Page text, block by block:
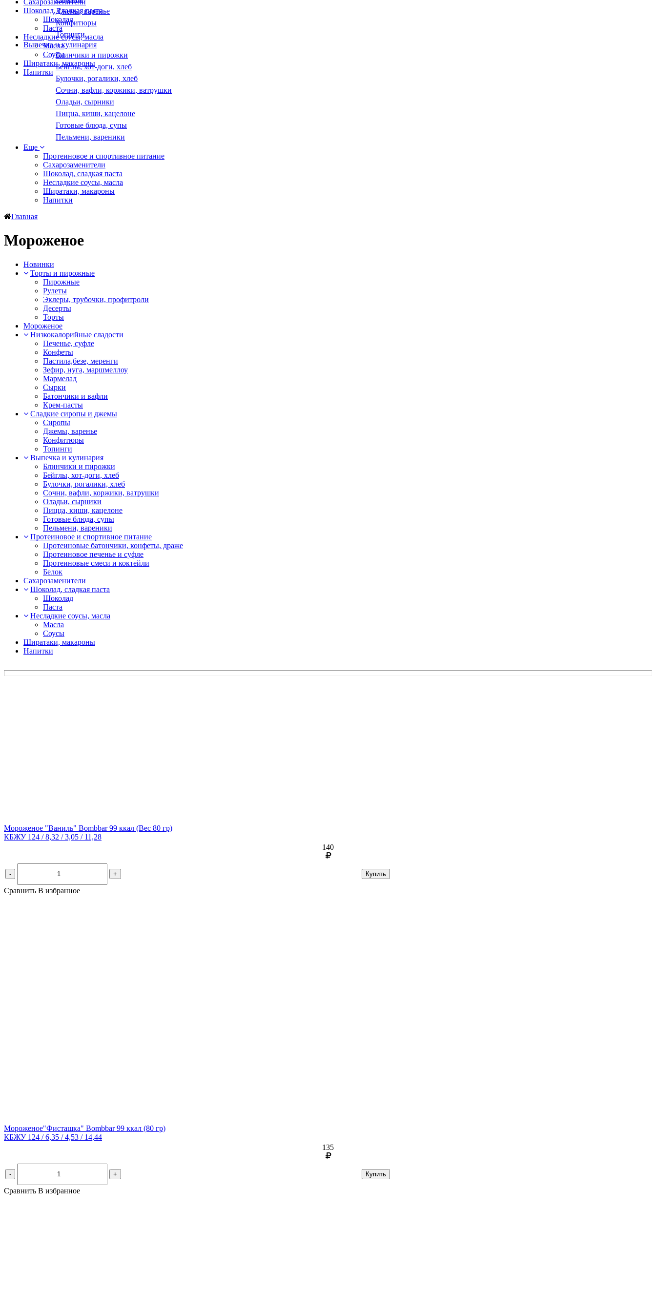
Сахарозаменители
Шоколад, сладкая паста
Шоколад
Паста
Несладкие соусы, масла
Масла
Соусы
Ширатаки, макароны
Напитки
Джемы, варенье
Конфитюры
Топинги
Выпечка и кулинария
Блинчики и пирожки
Бейглы, хот-доги, хлеб
Булочки, рогалики, хлеб
Сочни, вафли, коржики, ватрушки
Оладьи, сырники
Пицца, киши, кацелоне
Готовые блюда, супы
Пельмени, вареники
Еще
Протеиновое и спортивное питание
Сахарозаменители
Шоколад, сладкая паста
Несладкие соусы, масла
Ширатаки, макароны
Напитки
Главная
Мороженое
Новинки
Торты и пирожные
Пирожные
Рулеты
Эклеры, трубочки, профитроли
Десерты
Торты
Мороженое
Низкокалорийные сладости
Печенье, суфле
Конфеты
Пастила,безе, меренги
Зефир, нуга, маршмеллоу
Мармелад
Сырки
Батончики и вафли
Крем-пасты
Сладкие сиропы и джемы
Сиропы
Джемы, варенье
Конфитюры
Топинги
Выпечка и кулинария
Блинчики и пирожки
Бейглы, хот-доги, хлеб
Булочки, рогалики, хлеб
Сочни, вафли, коржики, ватрушки
Оладьи, сырники
Пицца, киши, кацелоне
Готовые блюда, супы
Пельмени, вареники
Протеиновое и спортивное питание
Протеиновые батончики, конфеты, драже
Протеиновое печенье и суфле
Протеиновые смеси и коктейли
Белок
Сахарозаменители
Шоколад, сладкая паста
Шоколад
Паста
Несладкие соусы, масла
Масла
Соусы
Ширатаки, макароны
Напитки
Мороженое "Ваниль" Bombbar 99 ккал (Вес 80 гр)
КБЖУ 124 / 8,32 / 3,05 / 11,28
140
- + Купить
Сравнить В избранное
Мороженое"Фисташка" Bombbar 99 ккал (80 гр)
КБЖУ 124 / 6,35 / 4,53 / 14,44
135
- + Купить
Сравнить В избранное